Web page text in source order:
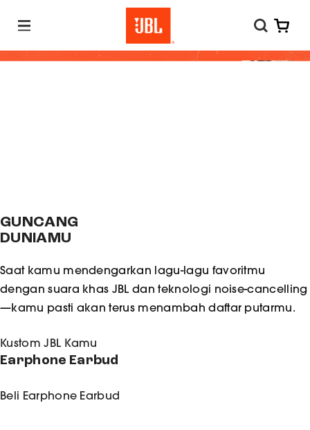
M
n
GUNCANG
DUNIAMU
Saat kamu mendengarkan lagu-lagu favoritmu
dengan suara khas JBL dan teknologi noise-cancelling
—kamu pasti akan terus menambah daftar putarmu.
Kustom JBL Kamu
Earphone Earbud
Beli Earphone Earbud